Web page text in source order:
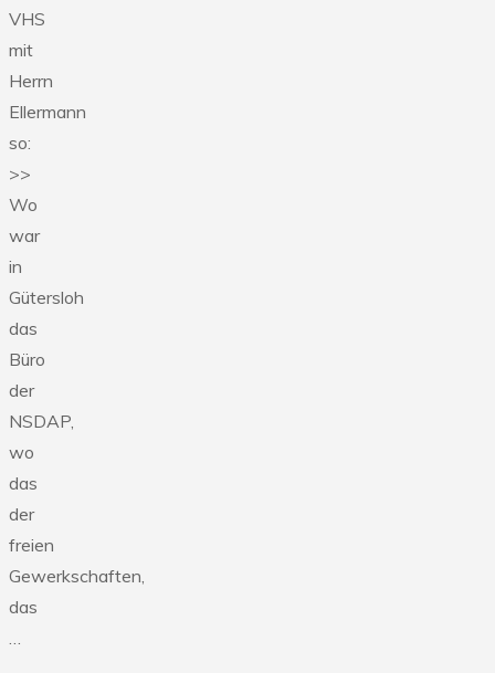
VHS
mit
Herrn
Ellermann
so:
>>
Wo
war
in
Gütersloh
das
Büro
der
NSDAP,
wo
das
der
freien
Gewerkschaften,
das